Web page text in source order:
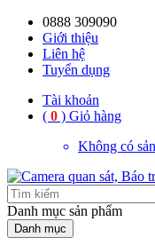
0888 309090
Giới thiệu
Liên hệ
Tuyển dụng
Tài khoản
( 0 ) Giỏ hàng
Không có
Danh mục sản phẩm
Danh mục